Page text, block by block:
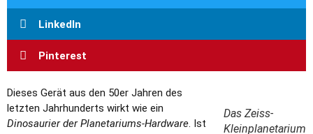
LinkedIn
Pinterest
Das Zeiss-
Kleinplanetarium
Dieses Gerät aus den 50er Jahren des
letzten Jahrhunderts wirkt wie ein
Dinosaurier der Planetariums-Hardware. Ist